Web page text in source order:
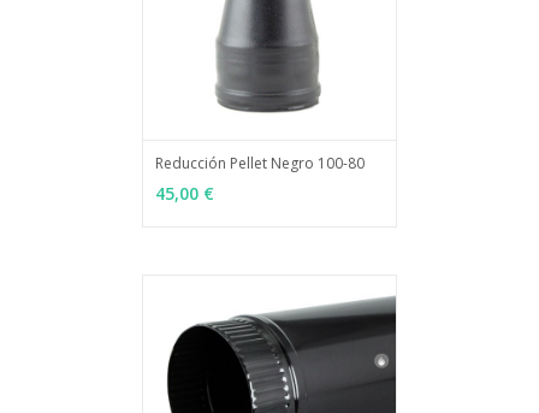
AÑADIR
Reducción Pellet Negro 100-80
45,00 €